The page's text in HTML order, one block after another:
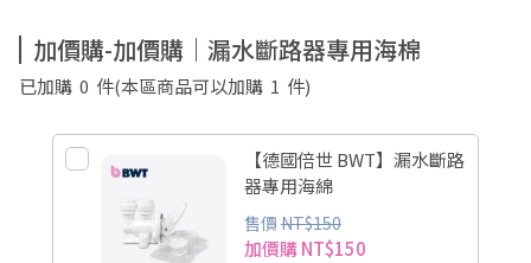
加價購-加價購｜漏水斷路器專用海棉
已加購 0 件(本區商品可以加購 1 件)
【德國倍世 BWT】漏水斷路
器專用海綿
售價 NT$150
加價購NT$150